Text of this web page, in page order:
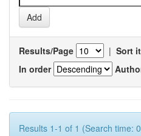
Results/Page | Sort
In order
Results 1-1 of 1 (Search time: